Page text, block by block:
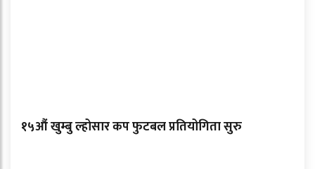
१५औं खुम्बु ल्होसार कप फुटबल प्रतियोगिता सुरु